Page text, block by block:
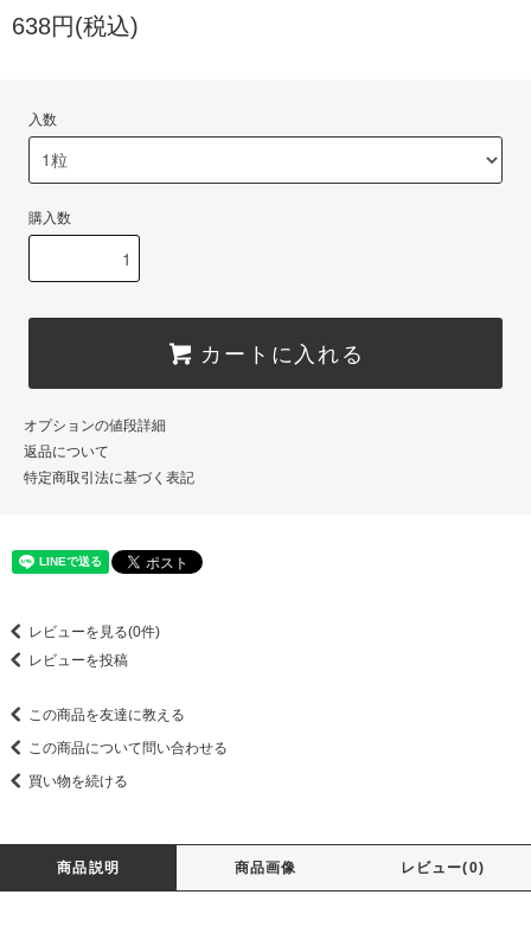
638円(税込)
入数
購入数
カートに入れる
オプションの値段詳細
返品について
特定商取引法に基づく表記
レビューを見る(0件)
レビューを投稿
この商品を友達に教える
この商品について問い合わせる
買い物を続ける
商品説明 商品画像 レビュー(0)